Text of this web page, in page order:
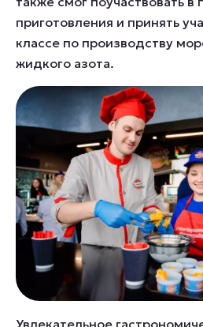
приготовления и принять
классе по производству
жидкого азота.